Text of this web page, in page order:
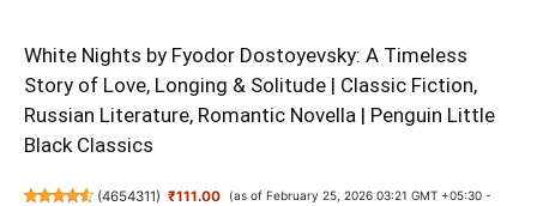
White Nights by Fyodor Dostoyevsky: A Timeless
Story of Love, Longing & Solitude | Classic Fiction,
Russian Literature, Romantic Novella | Penguin Little
Black Classics
(4654311) ₹111.00
(as of February 25, 2026 03:21 GMT +05:30 -